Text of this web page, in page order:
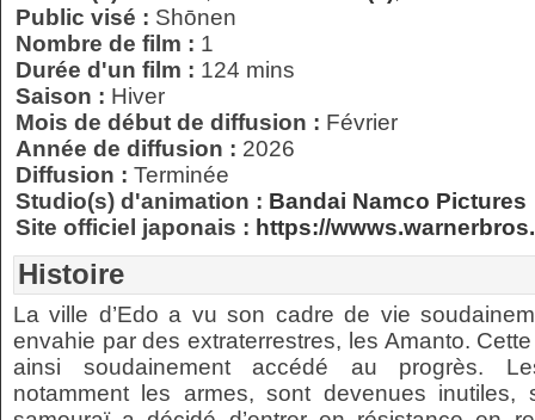
Public visé : Shōnen
Nombre de film : 1
Durée d'un film : 124 mins
Saison : Hiver
Mois de début de diffusion : Février
Année de diffusion : 2026
Diffusion : Terminée
Studio(s) d'animation : Bandai Namco Pictures
Site officiel japonais : https://
Histoire
La ville d’Edo a vu son cadre de vie
envahie par des extraterrestres, les Amanto.
ainsi soudainement accédé au progrès.
notamment les armes, sont devenues